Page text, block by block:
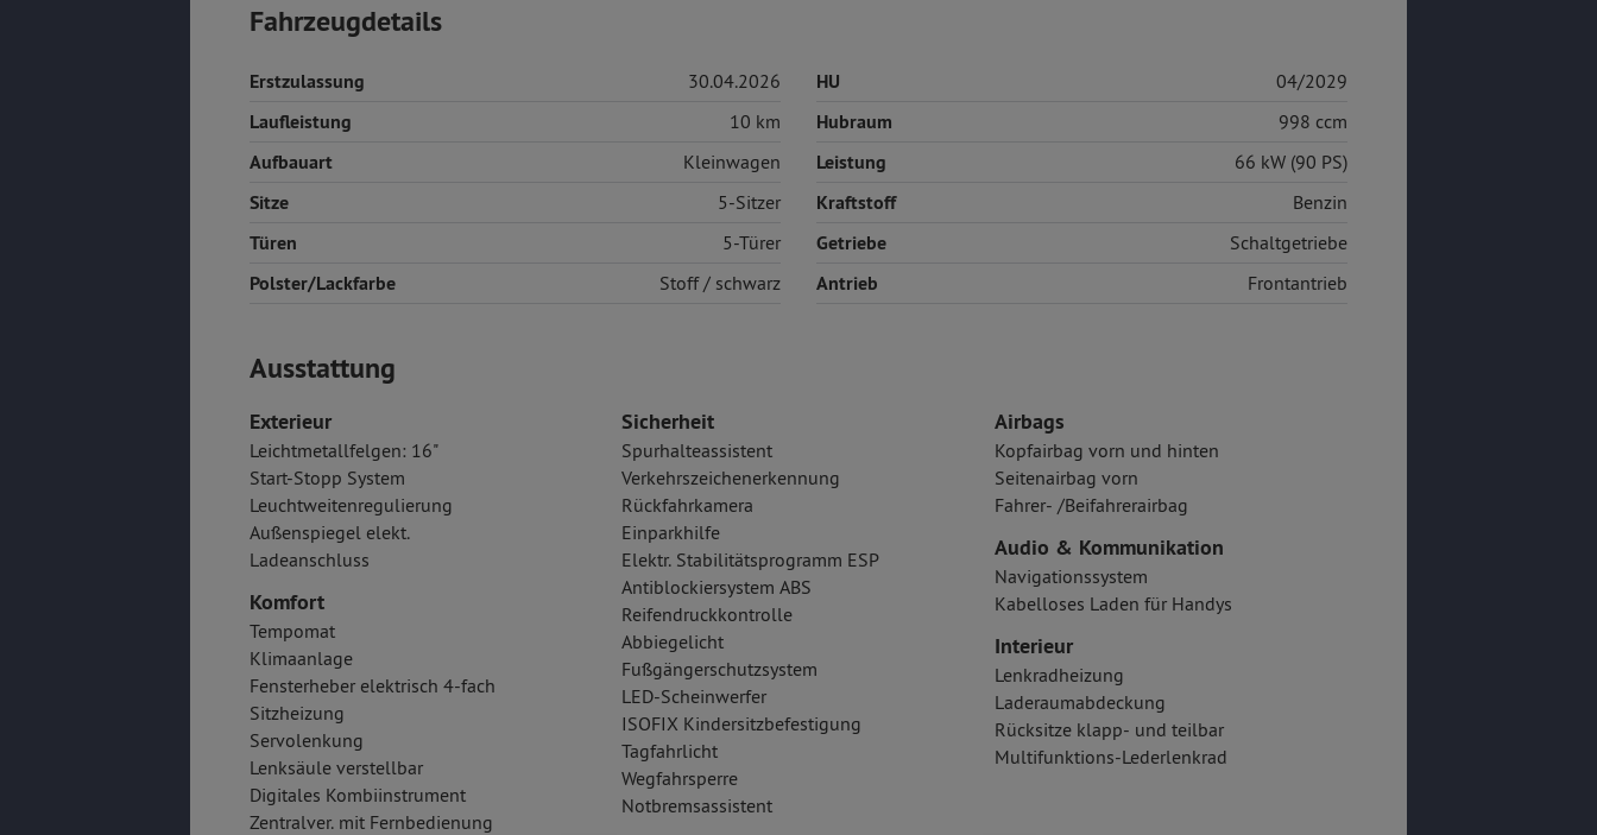
Fahrzeugdetails
Erstzulassung 30.04.2026
Laufleistung 10 km
Aufbauart Kleinwagen
Sitze 5-Sitzer
Türen 5-Türer
Polster/Lackfarbe Stoff/ schwarz
HU 04/2029
Hubraum 998 ccm
Leistung 66 kW (90 PS)
Kraftstoff Benzin
Getriebe Schaltgetriebe
Antrieb Frontantrieb
Ausstattung
Exterieur
Leichtmetallfelgen: 16"
Start-Stopp System
Leuchtweitenregulierung
Außenspiegel elekt.
Ladeanschluss
Komfort
Tempomat
Klimaanlage
Fensterheber elektrisch 4-fach
Sitzheizung
Servolenkung
Lenksäule verstellbar
Digitales Kombiinstrument
Zentralver. mit Fernbedienung
Sicherheit
Spurhalteassistent
Verkehrszeichenerkennung
Rückfahrkamera
Einparkhilfe
Elektr. Stabilitätsprogramm ESP
Antiblockiersystem ABS
Reifendruckkontrolle
Abbiegelicht
Fußgängerschutzsystem
LED-Scheinwerfer
ISOFIX Kindersitzbefestigung
Tagfahrlicht
Wegfahrsperre
Notbremsassistent
Airbags
Kopfairbag vorn und hinten
Seitenairbag vorn
Fahrer- /Beifahrerairbag
Audio & Kommunikation
Navigationssystem
Kabelloses Laden für Handys
Interieur
Lenkradheizung
Laderaumabdeckung
Rücksitze klapp- und teilbar
Multifunktions-Lederlenkrad